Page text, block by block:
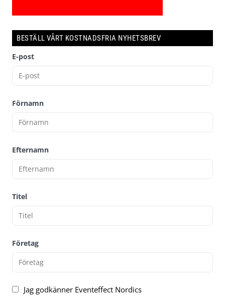
BESTÄLL VÅRT KOSTNADSFRIA NYHETSBREV
E-post
Förnamn
Efternamn
Titel
Företag
Jag godkänner Eventeffect Nordics